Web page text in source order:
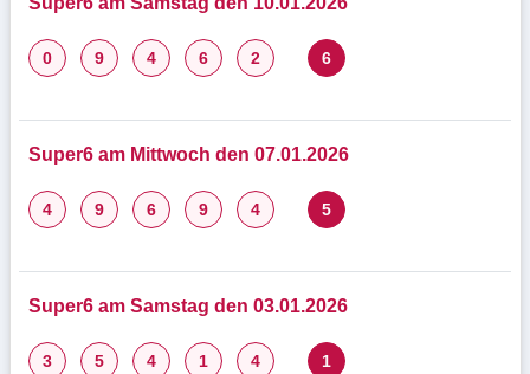
0 9 4 6 2 6
Super6 am Mittwoch den 07.01.2026
4 9 6 9 4 5
Super6 am Samstag den 03.01.2026
3 5 4 1 4 1